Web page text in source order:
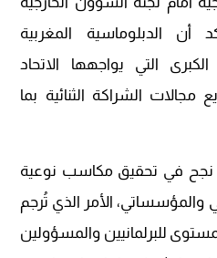
الدبلوماسية المغربية
التي يواجهها الاتحاد
مجالات الشراكة الثنائية بما
نجح في تحقيق مكاسب نوعية
الأمر الذي تُرجم
للبرلمانيين والمسؤولين